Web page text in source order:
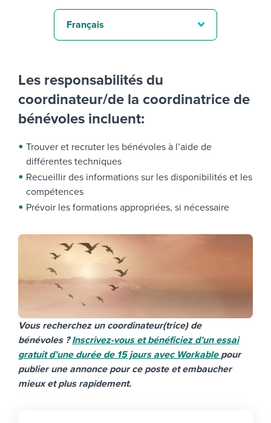
Les responsabilités du
coordinateur/de la coordinatrice de
bénévoles incluent:
Trouver et recruter les bénévoles à l’aide de
différentes techniques
Recueillir des informations sur les disponibilités et les
compétences
Prévoir les formations appropriées, si nécessaire
Vous recherchez un coordinateur(trice) de
bénévoles ?Inscrivez-vous et bénéficiez d’un essai
gratuit d’une durée de 15 jours avec Workable pour
publier une annonce pour ce poste et embaucher
mieux et plus rapidement.
Français